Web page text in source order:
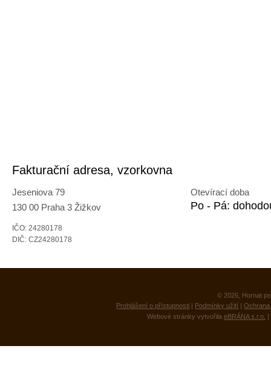
Fakturační adresa, vzorkovna
Jeseniova 79
130 00 Praha 3 Žižkov
IČO: 24280178
DIČ: CZ24280178
Otevírací doba
Po - Pá:
© 2026, Hornat
Prohlášení o přístupnosti | Podmínky užití |
Webové stránky vytvořila eBRÁNA s.r.o. |